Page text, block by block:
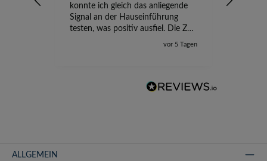
konnte ich gleich das anliegende
Signal an der Hauseinführung
testen, was positiv ausfiel. Die Zeit
der Ungewissheit ist jetzt vorbei,
vor 5 Tagen
ALLGEMEIN